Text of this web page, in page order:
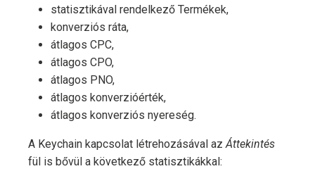
statisztikával rendelkező Termékek,
konverziós ráta,
átlagos CPC,
átlagos CPO,
átlagos PNO,
átlagos konverzióérték,
átlagos konverziós nyereség.
A Keychain kapcsolat létrehozásával azÁttekintés
fül is bővül a következő statisztikákkal: